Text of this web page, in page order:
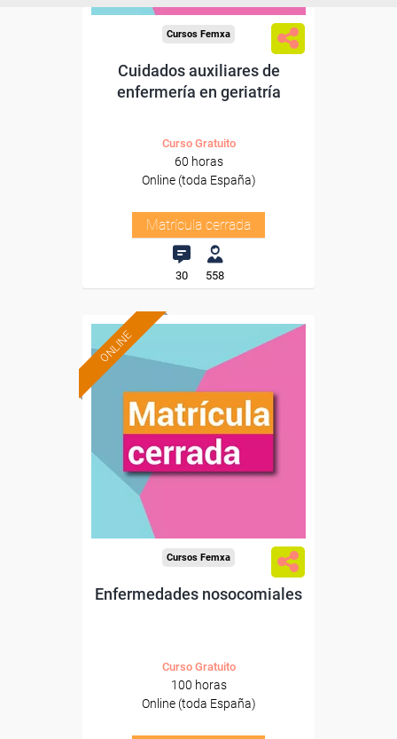
Cursos Femxa
Cuidados auxiliares de
enfermería en geriatría
Curso Gratuito
60 horas
Online (toda España)
Matrícula cerrada
30 558
ONLINE
Cursos Femxa
Enfermedades nosocomiales
Curso Gratuito
100 horas
Online (toda España)